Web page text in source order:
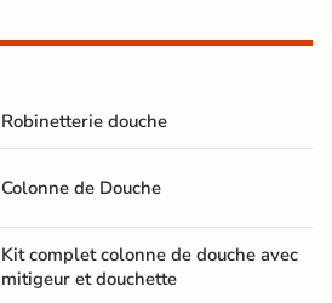
Robinetterie douche
Colonne de Douche
Kit complet colonne de douche avec
mitigeur et douchette